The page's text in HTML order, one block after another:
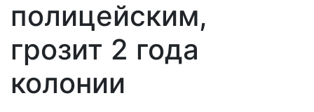
полицейским,
грозит 2 года
колонии